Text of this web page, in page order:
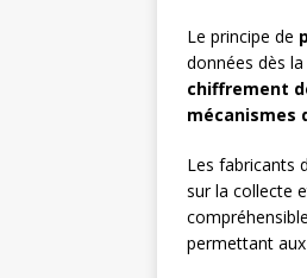
Le principe de
données dès
chiffrement
mécanismes
Les fabricants
sur la collecte
permettant